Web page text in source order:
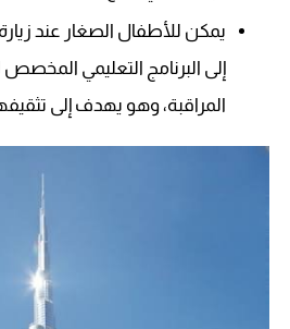
يمكن للأطفال الصغار عند
إلى البرنامج التعليمي
المراقبة، وهو يهدف إلى